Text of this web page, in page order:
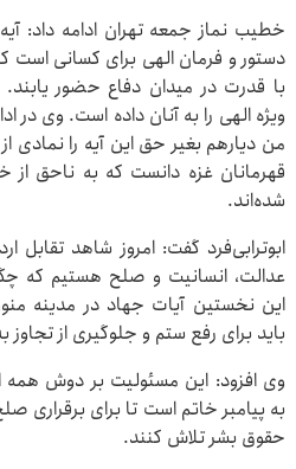
خطیب نماز جمعه تهران ادامه داد:
دستور و فرمان الهی برای کسانی است
با قدرت در میدان دفاع حضور
ویژه الهی را به آنان داده است. وی در
من دیارهم بغیر حق این آیه را
قهرمانان غزه دانست که به ناحق از
شده‌اند.
ابوترابی‌فرد گفت: امروز شاهد تقابل
عدالت، انسانیت و صلح هستیم که
این نخستین آیات جهاد در مدینه
باید برای رفع ستم و جلوگیری از
وی افزود: این مسئولیت بر دوش همه
به پیامبر خاتم است تا برای برقراری
حقوق بشر تلاش کنند.